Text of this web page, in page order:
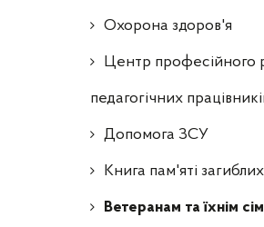
Охорона здоров'я
Центр професійного
педагогічних
Допомога ЗСУ
Книга пам'яті загиблих
Ветеранам та їхнім